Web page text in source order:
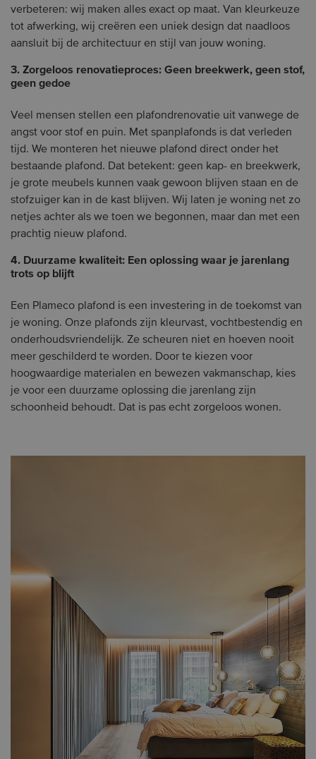
verbeteren: wij maken alles exact op maat. Van kleurkeuze
tot afwerking, wij creëren een uniek design dat naadloos
aansluit bij de architectuur en stijl van jouw woning.
3. Zorgeloos renovatieproces: Geen breekwerk, geen stof,
geen gedoe
Veel mensen stellen een plafondrenovatie uit vanwege de
angst voor stof en puin. Met spanplafonds is dat verleden
tijd. We monteren het nieuwe plafond direct onder het
bestaande plafond. Dat betekent: geen kap- en breekwerk,
je grote meubels kunnen vaak gewoon blijven staan en de
stofzuiger kan in de kast blijven. Wij laten je woning net zo
netjes achter als we toen we begonnen, maar dan met een
prachtig nieuw plafond.
4. Duurzame kwaliteit: Een oplossing waar je jarenlang
trots op blijft
Een Plameco plafond is een investering in de toekomst van
je woning. Onze plafonds zijn kleurvast, vochtbestendig en
onderhoudsvriendelijk. Ze scheuren niet en hoeven nooit
meer geschilderd te worden. Door te kiezen voor
hoogwaardige materialen en bewezen vakmanschap, kies
je voor een duurzame oplossing die jarenlang zijn
schoonheid behoudt. Dat is pas echt zorgeloos wonen.